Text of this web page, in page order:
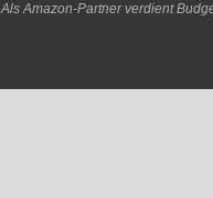
Als Amazon-Partner verdient